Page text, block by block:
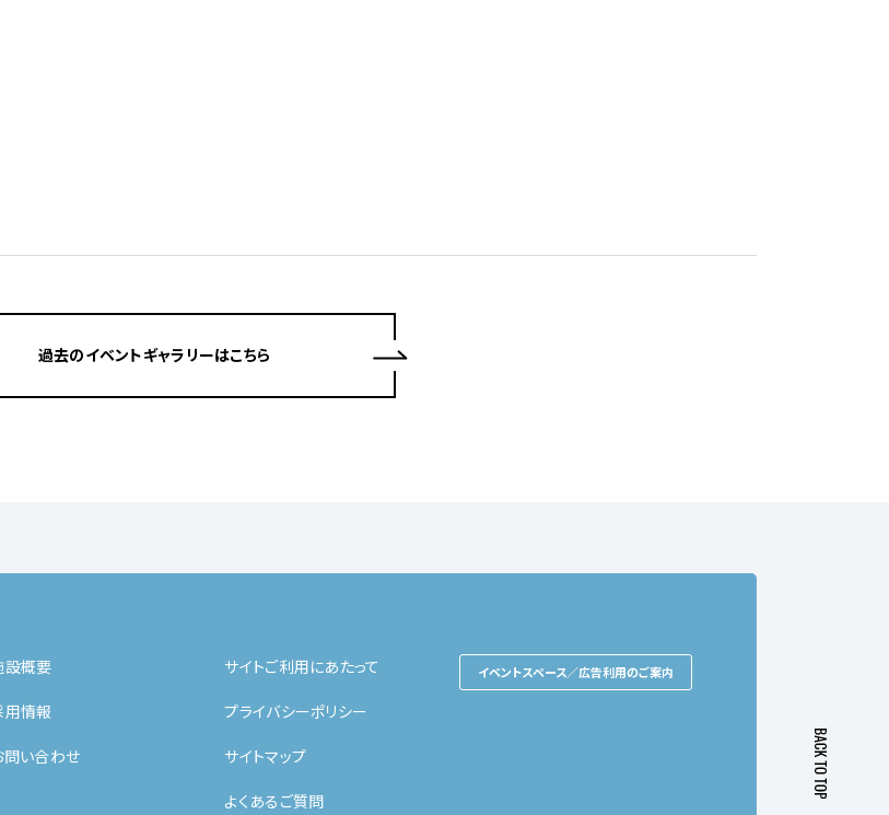
過去のイベントギャラリーはこちら
設概要
用情報
問い合わせ
サイトご利用にあたって
プライバシーポリシー
サイトマップ
よくあるご質問
イベントスペース／広告利用のご案内